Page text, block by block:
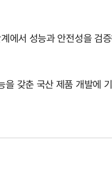
에서 성능과 안전성을 검
갖춘 국산 제품 개발에